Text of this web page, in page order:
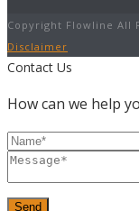
Copyright Flowline All
Disclaimer
Contact Us
How can we help
Send